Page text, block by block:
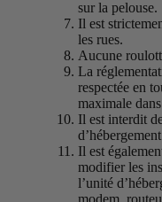
sur la pelouse.
Il est
les rues.
Aucune
La
respectée en
maximale
Il est interdit
Il est
modifier les
l’unité